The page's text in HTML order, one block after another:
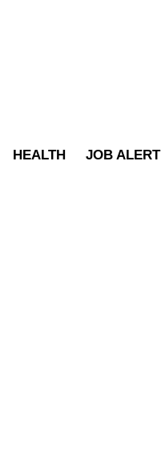
HEALTH JOB ALERT